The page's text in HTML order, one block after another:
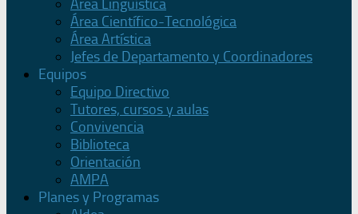
Área Lingüística
Área Científico-Tecnológica
Área Artística
Jefes de Departamento y Coordinadores
Equipos
Equipo Directivo
Tutores, cursos y aulas
Convivencia
Biblioteca
Orientación
AMPA
Planes y Programas